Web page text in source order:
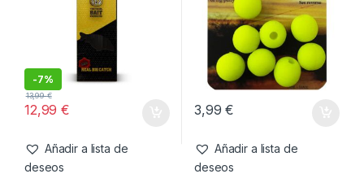
-7%
12,99€
13,99€
Añadir a lista de
deseos
3,99€
Añadir a lista de
deseos